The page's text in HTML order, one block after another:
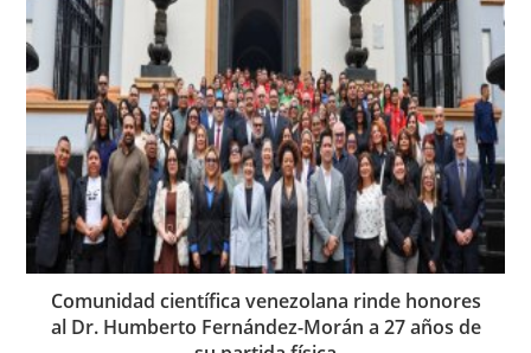
Comunidad científica venezolana rinde honores
al Dr. Humberto Fernández-Morán a 27 años de